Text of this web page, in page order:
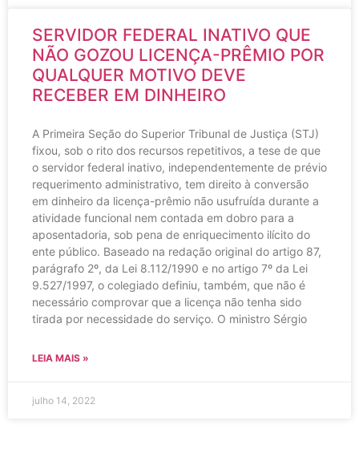
SERVIDOR FEDERAL INATIVO QUE
NÃO GOZOU LICENÇA-PRÊMIO POR
QUALQUER MOTIVO DEVE
RECEBER EM DINHEIRO
A Primeira Seção do Superior Tribunal de Justiça (STJ)
fixou, sob o rito dos recursos repetitivos, a tese de que
o servidor federal inativo, independentemente de prévio
requerimento administrativo, tem direito à conversão
em dinheiro da licença-prêmio não usufruída durante a
atividade funcional nem contada em dobro para a
aposentadoria, sob pena de enriquecimento ilícito do
ente público. Baseado na redação original do artigo 87,
parágrafo 2º, da Lei 8.112/1990 e no artigo 7º da Lei
9.527/1997, o colegiado definiu, também, que não é
necessário comprovar que a licença não tenha sido
tirada por necessidade do serviço. O ministro Sérgio
LEIA MAIS »
julho 14, 2022